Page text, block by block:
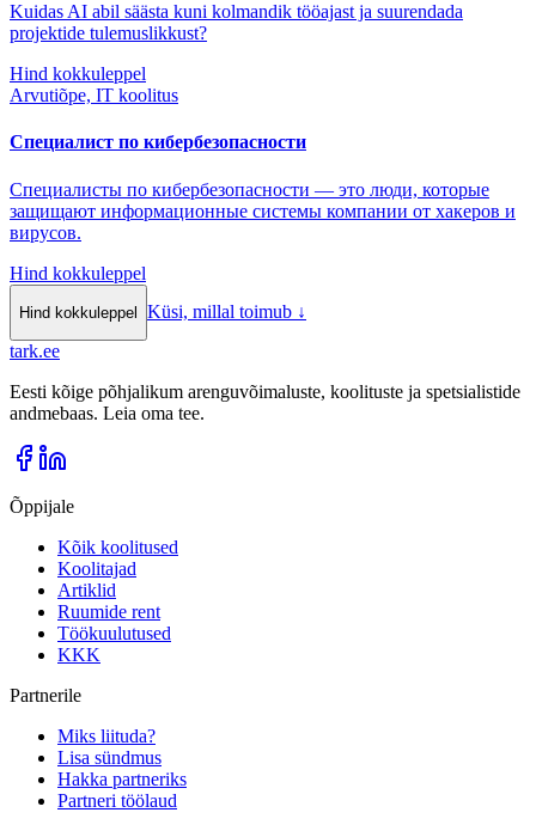
Kuidas AI abil säästa kuni kolmandik tööajast ja suurendada
projektide tulemuslikkust?
Hind kokkuleppel
Arvutiõpe, IT koolitus
Специалист по кибербезопасности
Специалисты по кибербезопасности — это люди, которые
защищают информационные системы компании от хакеров и
вирусов.
Hind kokkuleppel
Hind kokkuleppel Küsi, millal toimub ↓
tark.ee
Eesti kõige põhjalikum arenguvõimaluste, koolituste ja spetsialistide
andmebaas. Leia oma tee.
Õppijale
Kõik koolitused
Koolitajad
Artiklid
Ruumide rent
Töökuulutused
KKK
Partnerile
Miks liituda?
Lisa sündmus
Hakka partneriks
Partneri töölaud